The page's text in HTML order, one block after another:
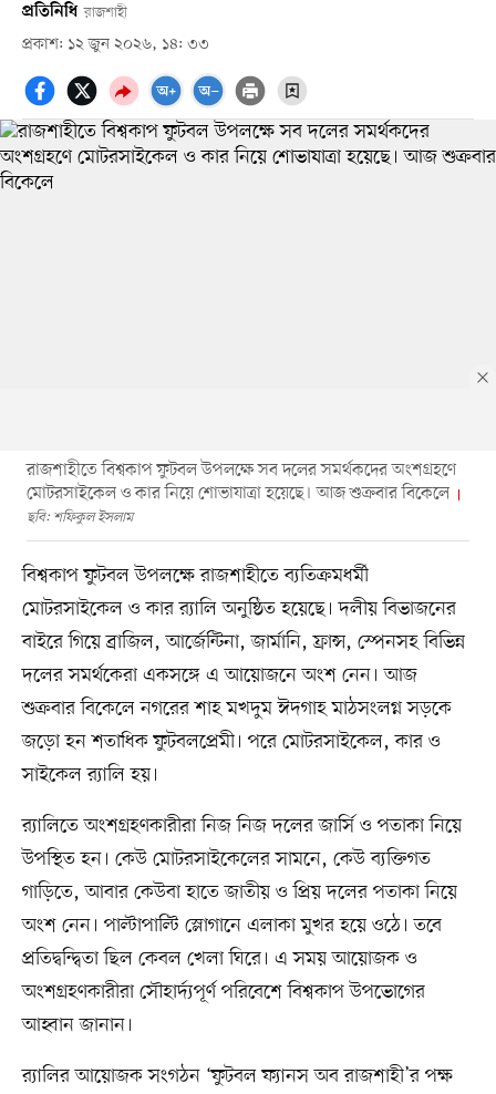
প্রতিনিধি রাজশাহী
প্রকাশ: ১২ জুন ২০২৬, ১৪: ৩৩
রাজশাহীতে বিশ্বকাপ ফুটবল উপলক্ষে সব দলের সমর্থকদের অংশগ্রহণে
মোটরসাইকেল ও কার নিয়ে শোভাযাত্রা হয়েছে। আজ শুক্রবার বিকেলে
ছবি: শফিকুল ইসলাম
বিশ্বকাপ ফুটবল উপলক্ষে রাজশাহীতে ব্যতিক্রমধর্মী
মোটরসাইকেল ও কার র‍্যালি অনুষ্ঠিত হয়েছে। দলীয় বিভাজনের
বাইরে গিয়ে ব্রাজিল, আর্জেন্টিনা, জার্মানি, ফ্রান্স, স্পেনসহ বিভিন্ন
দলের সমর্থকেরা একসঙ্গে এ আয়োজনে অংশ নেন। আজ
শুক্রবার বিকেলে নগরের শাহ মখদুম ঈদগাহ মাঠসংলগ্ন সড়কে
জড়ো হন শতাধিক ফুটবলপ্রেমী। পরে মোটরসাইকেল, কার ও
সাইকেল র‍্যালি হয়।
র‍্যালিতে অংশগ্রহণকারীরা নিজ নিজ দলের জার্সি ও পতাকা নিয়ে
উপস্থিত হন। কেউ মোটরসাইকেলের সামনে, কেউ ব্যক্তিগত
গাড়িতে, আবার কেউবা হাতে জাতীয় ও প্রিয় দলের পতাকা নিয়ে
অংশ নেন। পাল্টাপাল্টি স্লোগানে এলাকা মুখর হয়ে ওঠে। তবে
প্রতিদ্বন্দ্বিতা ছিল কেবল খেলা ঘিরে। এ সময় আয়োজক ও
অংশগ্রহণকারীরা সৌহার্দ্যপূর্ণ পরিবেশে বিশ্বকাপ উপভোগের
আহ্বান জানান।
র‍্যালির আয়োজক সংগঠন ‘ফুটবল ফ্যানস অব রাজশাহী’র পক্ষ